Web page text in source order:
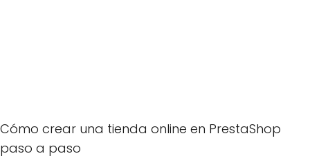
Cómo crear una tienda online en PrestaShop
paso a paso